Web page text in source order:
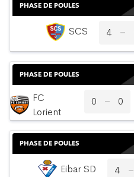
PHASE DE POULES
SCS 4
PHASE DE POULES
FC
Lorient
0 0
PHASE DE POULES
Eibar SD 4